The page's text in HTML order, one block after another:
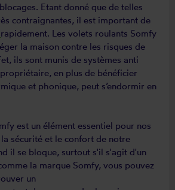
Etant donné que de telles
contraignantes, il est important de
rapidement. Les volets roulants Somfy
la maison contre les risques de
ils sont munis de systèmes anti
en plus de bénéficier
et phonique, peut s’endormir en
est un élément essentiel pour nos
sécurité et le confort de notre
il se bloque, surtout s'il s'agit d'un
la marque Somfy, vous pouvez
un